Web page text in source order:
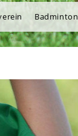
Badminton